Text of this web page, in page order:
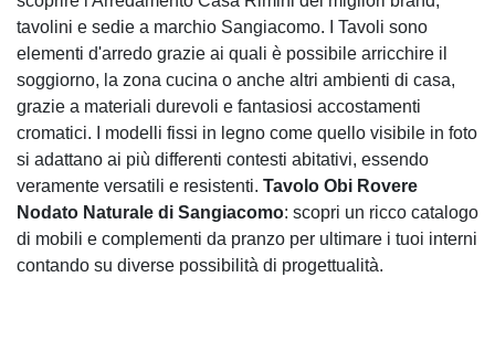
tavolini e sedie a marchio Sangiacomo. I Tavoli sono
elementi d'arredo grazie ai quali è possibile arricchire il
soggiorno, la zona cucina o anche altri ambienti di casa,
grazie a materiali durevoli e fantasiosi accostamenti
cromatici. I modelli fissi in legno come quello visibile in foto
si adattano ai più differenti contesti abitativi, essendo
veramente versatili e resistenti. Tavolo Obi Rovere
Nodato Naturale di Sangiacomo: scopri un ricco catalogo
di mobili e complementi da pranzo per ultimare i tuoi interni
contando su diverse possibilità di progettualità.